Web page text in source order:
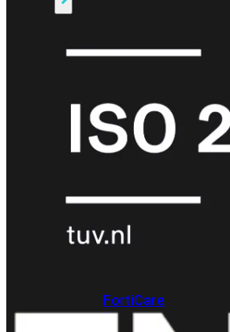
bekijken
Support
FortiCare
EssentialsFortiCare
Upgrades
FortiCare
1